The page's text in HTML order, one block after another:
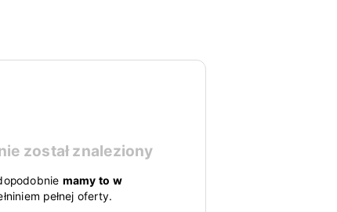
został znaleziony
mamy to w
pełnej oferty.